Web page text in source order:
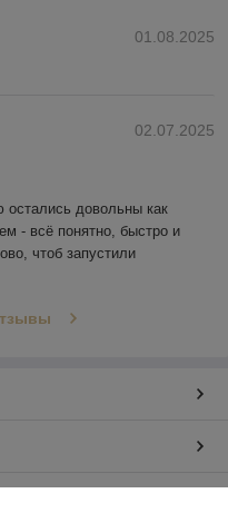
01.08.2025
02.07.2025
довольны как
- всё понятно, быстро и
чтоб запустили